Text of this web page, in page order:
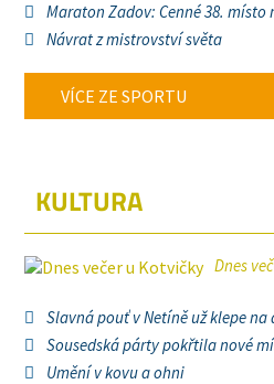
Maraton Zadov: Cenné 38.
Návrat z mistrovství světa
VÍCE ZE SPORTU
KULTURA
Dnes
Slavná pouť v Netíně už klepe na
Sousedská párty pokřtila nové
Umění v kovu a ohni